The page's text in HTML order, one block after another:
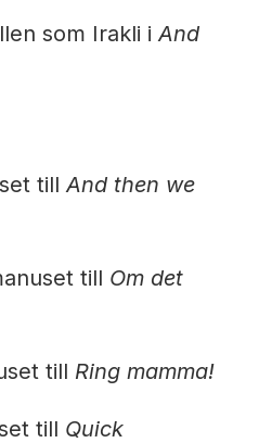
som Irakli iAnd
tillAnd then we
till Om det
till Ring mamma!
till Quick